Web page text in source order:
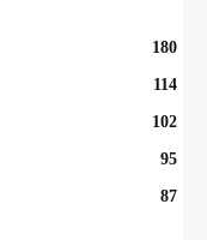
180
114
102
95
87